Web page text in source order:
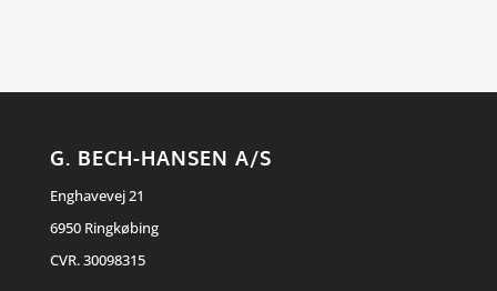
G. BECH-HANSEN A/S
Enghavevej 21
6950 Ringkøbing
CVR. 30098315